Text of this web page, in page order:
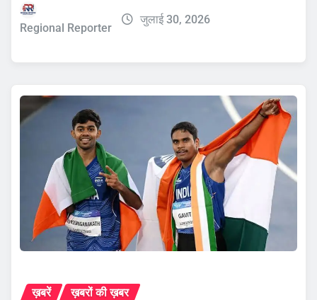
Regional Reporter
जुलाई 30, 2026
ख़बरें ख़बरों की ख़बर